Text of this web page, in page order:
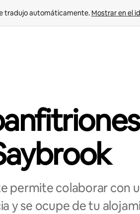
tradujo automáticamente. Mostrar en el
permite colaborar con
y se ocupe de tu